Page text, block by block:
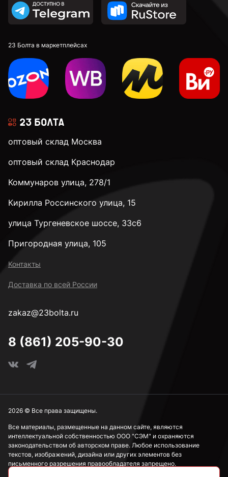
2,8 мм
2,9 мм
3 мм
3,3 мм
3,4 мм
3,8 мм
4 мм
23 Болта в маркетплейсах
оптовый склад Москва
оптовый склад Краснодар
Коммунаров улица, 278/1
Кирилла Россинского улица, 15
улица Тургеневское шоссе, 33с6
Пригородная улица, 105
Контакты
Доставка по всей России
zakaz@23bolta.ru
8 (861) 205-90-30
Все материалы, размещенные на данном сайте, являются
интеллектуальной собственностью ООО "СЭМ" и охраняются
законодательством об авторском праве. Любое использование
текстов, изображений, дизайна или других элементов без
письменного разрешения правообладателя запрещено.
2026 © Все права защищены.